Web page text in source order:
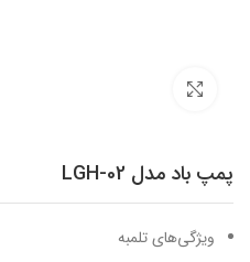
پمپ باد مدل LGH-02
ویژگی‌های تلمبه